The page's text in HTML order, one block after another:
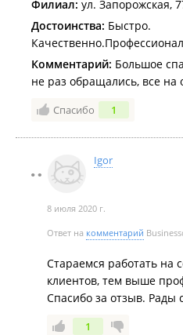
Филиал: ул. Запорожская,
Достоинства: Быстро.
Комментарий: Большое
не раз обращались, все на
Спасибо 1
Igor
8 июля 2020 г.
Ответ на комментарий
Стараемся работать на
клиентов, тем выше
Спасибо за отзыв. Рады
1